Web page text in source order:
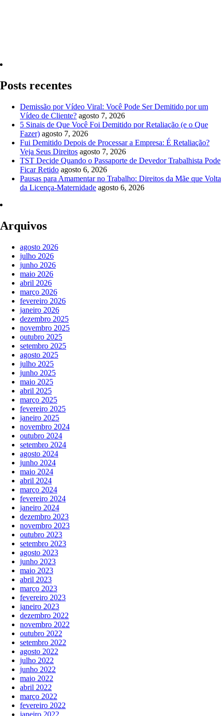
Posts recentes
Demissão por Vídeo Viral: Você Pode Ser Demitido por um
Vídeo de Cliente? agosto 7, 2026
5 Sinais de Que Você Foi Demitido por Retaliação (e o Que
Fazer) agosto 7, 2026
Fui Demitido Depois de Processar a Empresa: É Retaliação?
Veja Seus Direitos agosto 7, 2026
TST Decide Quando o Passaporte de Devedor Trabalhista Pode
Ficar Retido agosto 6, 2026
Pausas para Amamentar no Trabalho: Direitos da Mãe que Volta
da Licença-Maternidade agosto 6, 2026
Arquivos
agosto 2026
julho 2026
junho 2026
maio 2026
abril 2026
março 2026
fevereiro 2026
janeiro 2026
dezembro 2025
novembro 2025
outubro 2025
setembro 2025
agosto 2025
julho 2025
junho 2025
maio 2025
abril 2025
março 2025
fevereiro 2025
janeiro 2025
novembro 2024
outubro 2024
setembro 2024
agosto 2024
junho 2024
maio 2024
abril 2024
março 2024
fevereiro 2024
janeiro 2024
dezembro 2023
novembro 2023
outubro 2023
setembro 2023
agosto 2023
junho 2023
maio 2023
abril 2023
março 2023
fevereiro 2023
janeiro 2023
dezembro 2022
novembro 2022
outubro 2022
setembro 2022
agosto 2022
julho 2022
junho 2022
maio 2022
abril 2022
março 2022
fevereiro 2022
janeiro 2022